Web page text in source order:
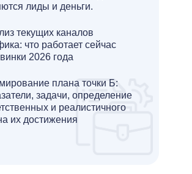
лиды и деньги.
плана точки Б:
задачи, определение
и реалистичного
их достижения
текущих каналов
что работает сейчас
2026 года